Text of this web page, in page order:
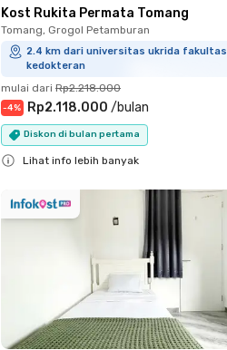
Kost Rukita Permata Tomang
Tomang, Grogol Petamburan
2.4 km dari universitas ukrida fakultas
kedokteran
mulai dari Rp2.218.000
-4% Rp2.118.000 /bulan
Diskon di bulan pertama
Lihat info lebih banyak